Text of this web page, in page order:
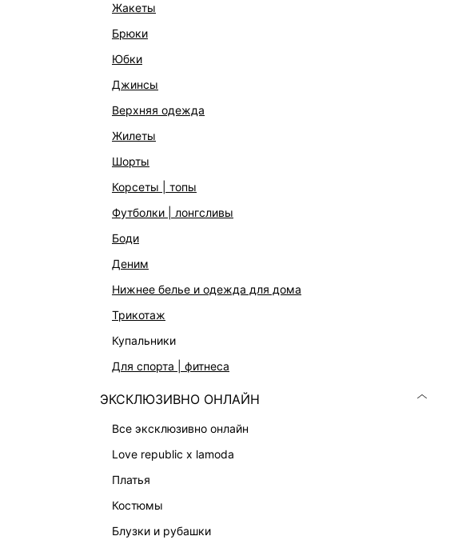
жакеты
брюки
юбки
джинсы
верхняя одежда
жилеты
шорты
корсеты | топы
футболки | лонгсливы
боди
деним
нижнее белье и одежда для дома
трикотаж
купальники
для спорта | фитнеса
ЭКСКЛЮЗИВНО ОНЛАЙН
все эксклюзивно онлайн
love republic x lamoda
платья
костюмы
блузки и рубашки
ОФИСНАЯ КОЛЛЕКЦИЯ
ЭКСКЛЮЗИВНО ОНЛАЙН
АКСЕССУАРЫ | УКРАШЕНИЯ
ФИНАЛЬНАЯ РАСПРОДАЖА
ПОДАРОЧНЫЕ СЕРТИФИКАТЫ
БАЛЬЗАМЫ-ТИНТЫ
ЛИМИТИРОВАННЫЕ КОЛЛЕКЦИИ
КАПСУЛЬНЫЙ ГАРДЕРОБ
БОХО-ШИК
В ОТТЕНКАХ СЕРОГО
LOVE REPUBLIC MAISON
ДАЙДЖЕСТ